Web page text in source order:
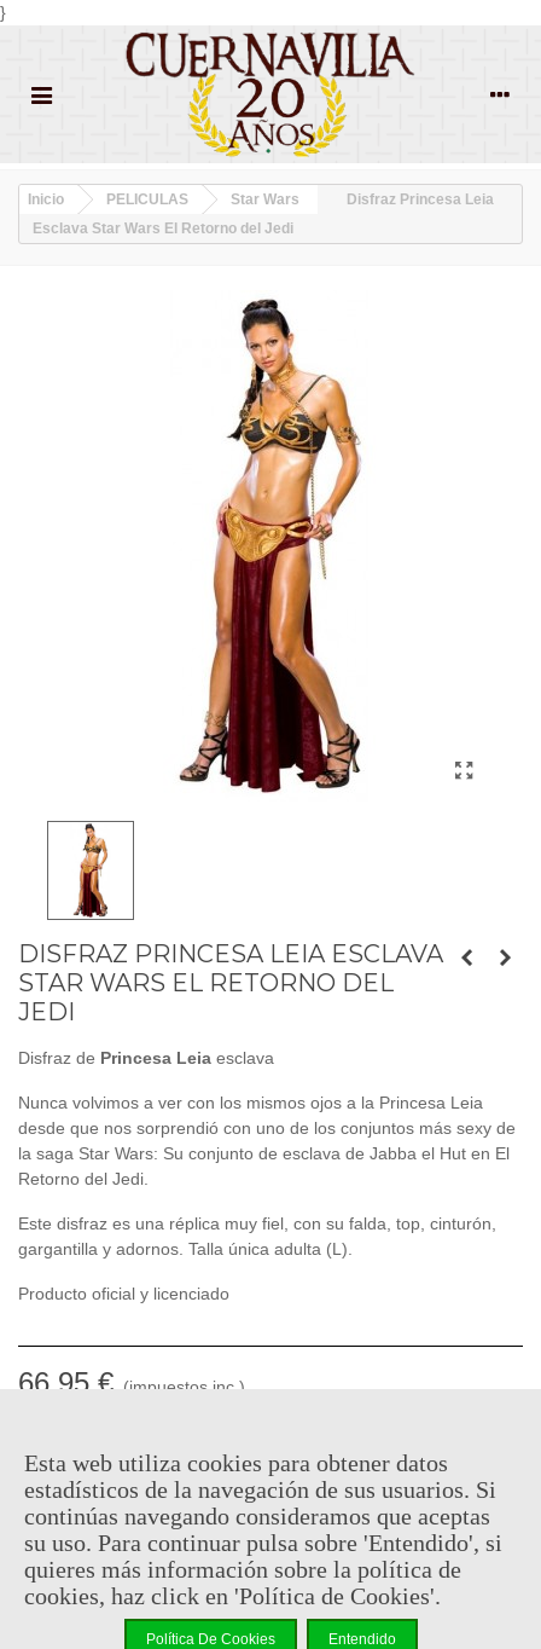
}
Inicio PELICULAS Star Wars
Disfraz Princesa Leia
Esclava Star Wars El Retorno del Jedi
DISFRAZ PRINCESA LEIA ESCLAVA
STAR WARS EL RETORNO DEL
JEDI
Disfraz de Princesa Leia esclava
Nunca volvimos a ver con los mismos ojos a la Princesa Leia
desde que nos sorprendió con uno de los conjuntos más sexy de
la saga Star Wars: Su conjunto de esclava de Jabba el Hut en El
Retorno del Jedi.
Este disfraz es una réplica muy fiel, con su falda, top, cinturón,
gargantilla y adornos. Talla única adulta (L).
Producto oficial y licenciado
66,95 € (impuestos inc.)
Descatalogado
Código QR
Compartir
Notificarme cuando esté disponible
Esta web utiliza cookies para obtener datos
estadísticos de la navegación de sus usuarios. Si
continúas navegando consideramos que aceptas
su uso. Para continuar pulsa sobre 'Entendido', si
quieres más información sobre la política de
cookies, haz click en 'Política de Cookies'.
Política De Cookies Entendido